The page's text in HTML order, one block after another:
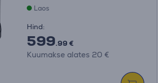
Laos
Hind:
599.99 €
Kuumakse alates 20 €